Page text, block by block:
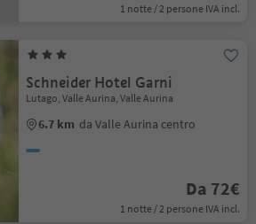
1 notte / 2 persone IVA incl.
Schneider Hotel Garni
Lutago, Valle Aurina, Valle Aurina
6.7 km da Valle Aurina centro
Da 72€
1 notte / 2 persone IVA incl.